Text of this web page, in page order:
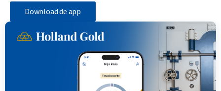
Download de app